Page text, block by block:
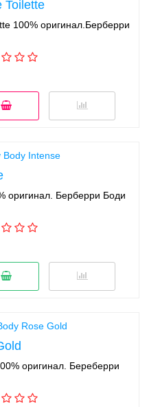
Toilette
100% оригинал.Берберри
оригинал. Берберри Боди
оригинал. Береберри